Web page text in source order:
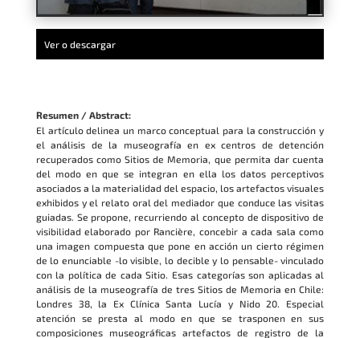
Ver o descargar
Resumen / Abstract:
El artículo delinea un marco conceptual para la construcción y
el análisis de la museografía en ex centros de detención
recuperados como Sitios de Memoria, que permita dar cuenta
del modo en que se integran en ella los datos perceptivos
asociados a la materialidad del espacio, los artefactos visuales
exhibidos y el relato oral del mediador que conduce las visitas
guiadas. Se propone, recurriendo al concepto de dispositivo de
visibilidad elaborado por Rancière, concebir a cada sala como
una imagen compuesta que pone en acción un cierto régimen
de lo enunciable -lo visible, lo decible y lo pensable- vinculado
con la política de cada Sitio. Esas categorías son aplicadas al
análisis de la museografía de tres Sitios de Memoria en Chile:
Londres 38, la Ex Clínica Santa Lucía y Nido 20. Especial
atención se presta al modo en que se trasponen en sus
composiciones museográficas artefactos de registro de la